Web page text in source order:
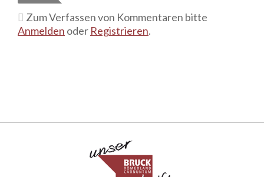
Zum Verfassen von Kommentaren bitte
Anmelden oder Registrieren.